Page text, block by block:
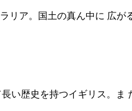
ア。国土の真ん中に 広が
歴史を持つイギリス。ま